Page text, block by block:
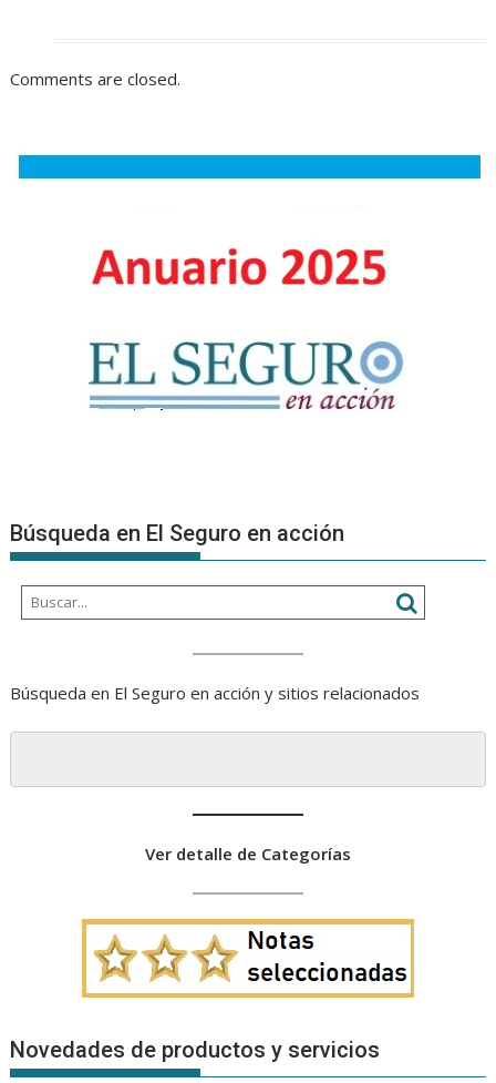
Comments are closed.
Búsqueda en El Seguro en acción
Búsqueda en El Seguro en acción y sitios relacionados
Ver detalle de Categorías
Novedades de productos y servicios